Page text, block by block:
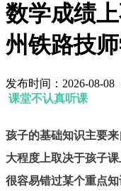
数学成绩
州铁路技师
发布时间：2026-08-
课堂不认真听课
孩子的基础知识主要
大程度上取决于孩子
很容易错过某个重点